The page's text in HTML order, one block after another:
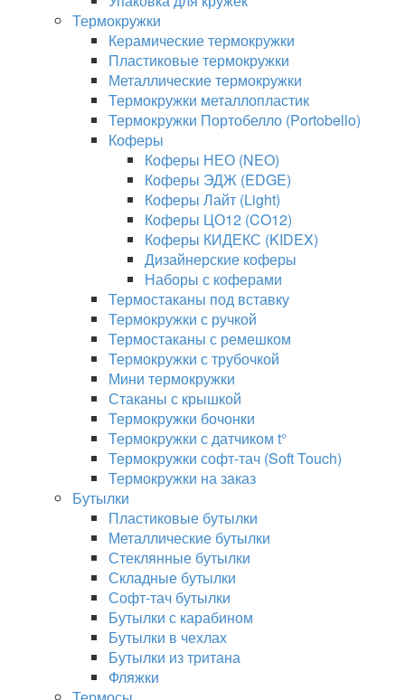
Термокружки
Керамические термокружки
Пластиковые термокружки
Металлические термокружки
Термокружки металлопластик
Термокружки Портобелло (Portobello)
Коферы
Коферы НЕО (NEO)
Коферы ЭДЖ (EDGE)
Коферы Лайт (Light)
Коферы ЦО12 (CO12)
Коферы КИДЕКС (KIDEX)
Дизайнерские коферы
Наборы с коферами
Термостаканы под вставку
Термокружки с ручкой
Термостаканы с ремешком
Термокружки с трубочкой
Мини термокружки
Стаканы с крышкой
Термокружки бочонки
Термокружки с датчиком t°
Термокружки софт-тач (Soft Touch)
Термокружки на заказ
Бутылки
Пластиковые бутылки
Металлические бутылки
Стеклянные бутылки
Складные бутылки
Софт-тач бутылки
Бутылки с карабином
Бутылки в чехлах
Бутылки из тритана
Фляжки